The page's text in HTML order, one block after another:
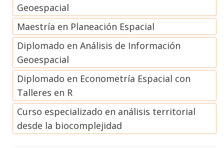
Geoespacial
Maestría en Planeación Espacial
Diplomado en Análisis de Información
Geoespacial
Diplomado en Econometría Espacial con
Talleres en R
Curso especializado en análisis territorial
desde la biocomplejidad